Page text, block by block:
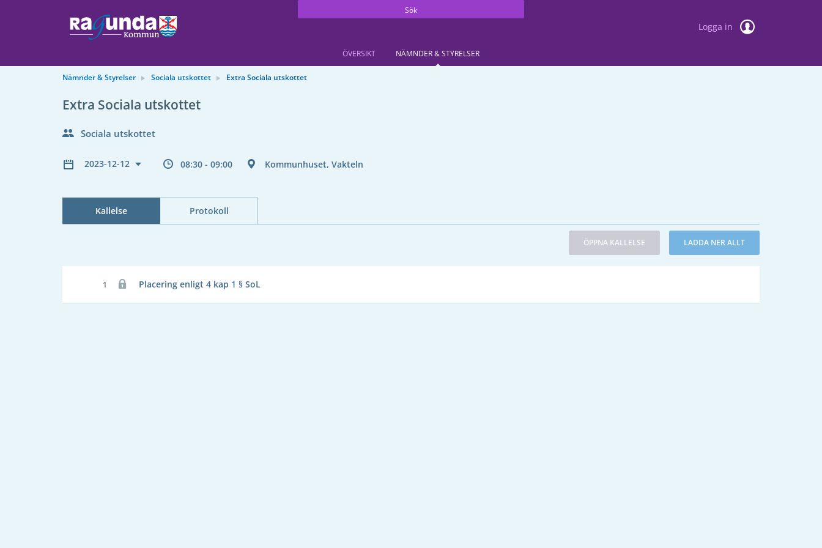
Sök
Logga in
ÖVERSIKT NÄMNDER & STYRELSER
Nämnder & Styrelser Sociala utskottet Extra Sociala utskottet
Extra Sociala utskottet
Sociala utskottet
2023-12-12 08:30 - 09:00 Kommunhuset, Vakteln
Kallelse Protokoll
ÖPPNA KALLELSE LADDA NER ALLT
1 Placering enligt 4 kap 1 § SoL